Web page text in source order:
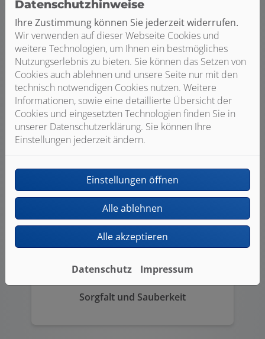
Ausgezeichnete Qualität und Service
Qualitätsarbeit und Termintreue
Sorgfalt und Sauberkeit
Datenschutzhinweise
Ihre Zustimmung können Sie jederzeit widerrufen.
Wir verwenden auf dieser Webseite Cookies und
weitere Technologien, um Ihnen ein bestmögliches
Nutzungserlebnis zu bieten. Sie können das Setzen von
Cookies auch ablehnen und unsere Seite nur mit den
technisch notwendigen Cookies nutzen. Weitere
Informationen, sowie eine detaillierte Übersicht der
Cookies und eingesetzten Technologien finden Sie in
unserer Datenschutzerklärung. Sie können Ihre
Einstellungen jederzeit ändern.
Einstellungen öffnen
Alle ablehnen
Alle akzeptieren
Datenschutz Impressum